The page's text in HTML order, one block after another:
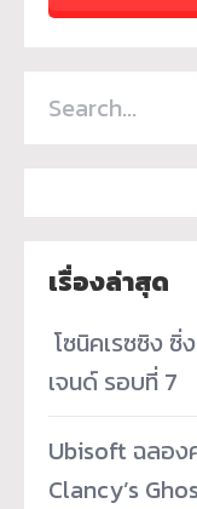
เรื่องล่าสุด
โซนิคเรซซิง
เจนด์ รอบที่ 7
Ubisoft ฉลอง
Clancy’s